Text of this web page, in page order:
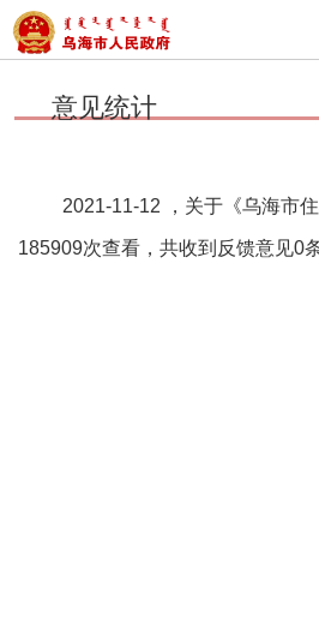
首页>互动交流 > 民意征集
意见统计
2021-11-12 ，关于《乌海市
185909次查看，共收到反馈意见0条